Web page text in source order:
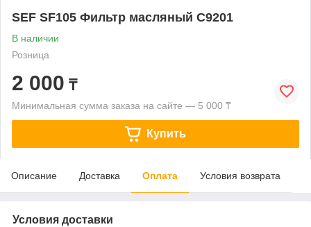
SEF SF105 Фильтр масляный C9201
В наличии
Розница
2 000 ₸
Минимальная сумма заказа на сайте — 5 000 ₸
Купить
Описание Доставка Оплата Условия возврата
Условия доставки